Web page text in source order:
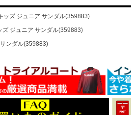
ッズ ジュニア サンダル(359883)
ズ ジュニア サンダル(359883)
ンダル(359883)